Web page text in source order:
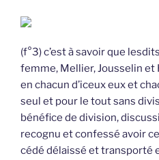
(f°3) c’est à savoir que
femme, Mellier, Jousselin
en chacun d’iceux eux et
seul et pour le tout sans
bénéfice de division,
recognu et confessé avoir
cédé délaissé et transporté